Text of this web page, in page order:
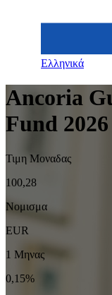
Ελληνικά
Ancoria
Fund 2026
Τιμη Μοναδας
100,28
Νομισμα
EUR
1 Μηνας
0,15%